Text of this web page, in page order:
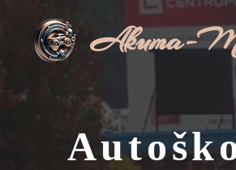
obsah
Akuma-